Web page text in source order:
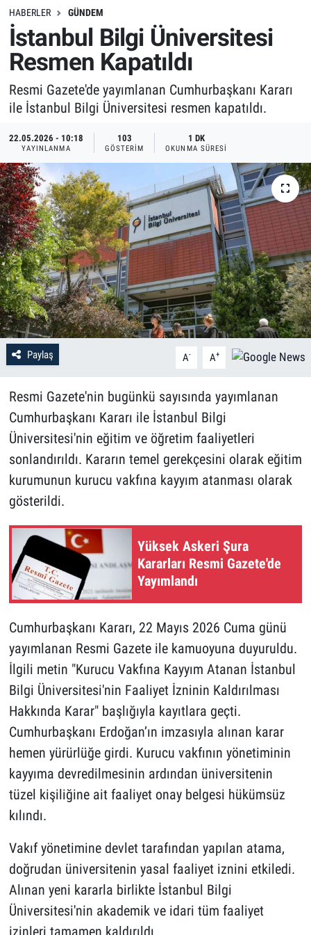
HABERLER GÜNDEM
İstanbul Bilgi Üniversitesi
Resmen Kapatıldı
Resmi Gazete'de yayımlanan Cumhurbaşkanı Kararı
ile İstanbul Bilgi Üniversitesi resmen kapatıldı.
22.05.2026 - 10:18
YAYINLANMA
103
GÖSTERIM
1 DK
OKUNMA SÜRESI
Paylaş A- A+
Resmi Gazete'nin bugünkü sayısında yayımlanan
Cumhurbaşkanı Kararı ile İstanbul Bilgi
Üniversitesi'nin eğitim ve öğretim faaliyetleri
sonlandırıldı. Kararın temel gerekçesini olarak eğitim
kurumunun kurucu vakfına kayyım atanması olarak
gösterildi.
Yüksek Askeri Şura
Kararları Resmi Gazete'de
Yayımlandı
Cumhurbaşkanı Kararı, 22 Mayıs 2026 Cuma günü
yayımlanan Resmi Gazete ile kamuoyuna duyuruldu.
İlgili metin "Kurucu Vakfına Kayyım Atanan İstanbul
Bilgi Üniversitesi'nin Faaliyet İzninin Kaldırılması
Hakkında Karar" başlığıyla kayıtlara geçti.
Cumhurbaşkanı Erdoğan’ın imzasıyla alınan karar
hemen yürürlüğe girdi. Kurucu vakfının yönetiminin
kayyıma devredilmesinin ardından üniversitenin
tüzel kişiliğine ait faaliyet onay belgesi hükümsüz
kılındı.
Vakıf yönetimine devlet tarafından yapılan atama,
doğrudan üniversitenin yasal faaliyet iznini etkiledi.
Alınan yeni kararla birlikte İstanbul Bilgi
Üniversitesi'nin akademik ve idari tüm faaliyet
izinleri tamamen kaldırıldı.